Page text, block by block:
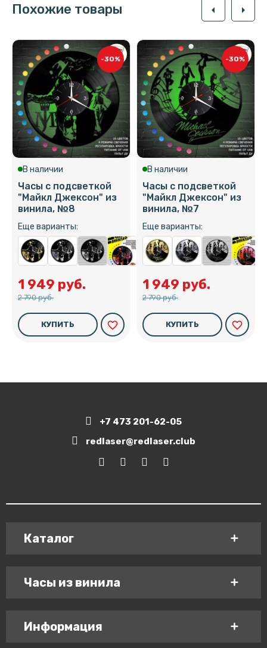
Похожие товары arrow_left arrow_right
-30%
В наличии
Часы с подсветкой
"Майкл Джексон" из
винила, №8
Еще варианты:
1 949 руб.
2 790 руб.
КУПИТЬ favorite_border
-30%
В наличии
Часы с подсветкой
"Майкл Джексон" из
винила, №7
Еще варианты:
1 949 руб.
2 790 руб.
КУПИТЬ favorite_border
+7 473 201-62-05
redlaser@redlaser.club
Каталог
Часы из винила
Информация